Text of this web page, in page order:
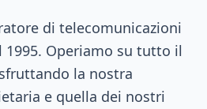
di telecomunicazioni
Operiamo su tutto il
la nostra
e quella dei nostri